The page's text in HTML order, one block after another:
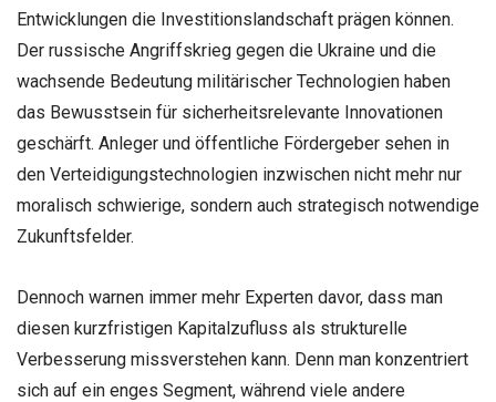
Entwicklungen die Investitionslandschaft prägen können.
Der russische Angriffskrieg gegen die Ukraine und die
wachsende Bedeutung militärischer Technologien haben
das Bewusstsein für sicherheitsrelevante Innovationen
geschärft. Anleger und öffentliche Fördergeber sehen in
den Verteidigungstechnologien inzwischen nicht mehr nur
moralisch schwierige, sondern auch strategisch notwendige
Zukunftsfelder.
Dennoch warnen immer mehr Experten davor, dass man
diesen kurzfristigen Kapitalzufluss als strukturelle
Verbesserung missverstehen kann. Denn man konzentriert
sich auf ein enges Segment, während viele andere